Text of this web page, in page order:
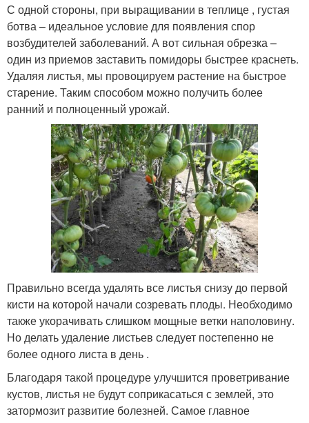
С одной стороны, при выращивании в теплице , густая
ботва – идеальное условие для появления спор
возбудителей заболеваний. А вот сильная обрезка –
один из приемов заставить помидоры быстрее краснеть.
Удаляя листья, мы провоцируем растение на быстрое
старение. Таким способом можно получить более
ранний и полноценный урожай.
Правильно всегда удалять все листья снизу до первой
кисти на которой начали созревать плоды. Необходимо
также укорачивать слишком мощные ветки наполовину.
Но делать удаление листьев следует постепенно не
более одного листа в день .
Благодаря такой процедуре улучшится проветривание
кустов, листья не будут соприкасаться с землей, это
затормозит развитие болезней. Самое главное